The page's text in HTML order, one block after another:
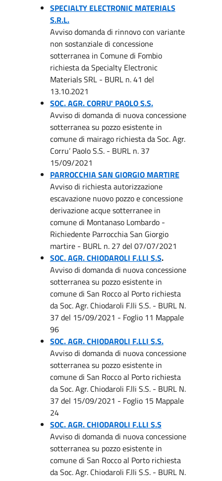
SPECIALTY ELECTRONIC MATERIALS
S.R.L.
Avviso domanda di rinnovo con variante
non sostanziale di concessione
sotterranea in Comune di Fombio
richiesta da Specialty Electronic
Materials SRL - BURL n. 41 del
13.10.2021
SOC. AGR. CORRU' PAOLO S.S.
Avviso di domanda di nuova concessione
sotterranea su pozzo esistente in
comune di mairago richiesta da Soc. Agr.
Corru’ Paolo S.S. - BURL n. 37
15/09/2021
PARROCCHIA SAN GIORGIO MARTIRE
Avviso di richiesta autorizzazione
escavazione nuovo pozzo e concessione
derivazione acque sotterranee in
comune di Montanaso Lombardo -
Richiedente Parrocchia San Giorgio
martire - BURL n. 27 del 07/07/2021
SOC. AGR. CHIODAROLI F.LLI S.S.
Avviso di domanda di nuova concessione
sotterranea su pozzo esistente in
comune di San Rocco al Porto richiesta
da Soc. Agr. Chiodaroli F.lli S.S. - BURL N.
37 del 15/09/2021 - Foglio 11 Mappale
96
SOC. AGR. CHIODAROLI F.LLI S.S.
Avviso di domanda di nuova concessione
sotterranea su pozzo esistente in
comune di San Rocco al Porto richiesta
da Soc. Agr. Chiodaroli F.lli S.S. - BURL N.
37 del 15/09/2021 - Foglio 15 Mappale
24
SOC. AGR. CHIODAROLI F.LLI S.S
Avviso di domanda di nuova concessione
sotterranea su pozzo esistente in
comune di San Rocco al Porto richiesta
da Soc. Agr. Chiodaroli F.lli S.S. - BURL N.